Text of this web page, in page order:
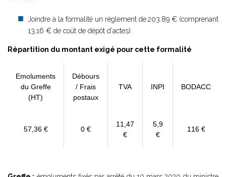
Joindre à la formalité un règlement de203.89 € (comprenant
13,16 € de coût de dépôt d'actes).
Répartition du montant exigé pour cette formalité
Emoluments
du Greffe
(HT)
Débours
/ Frais
postaux
TVA INPI BODACC
57,36 € 0 €
11,47
€
5,9
€
116 €